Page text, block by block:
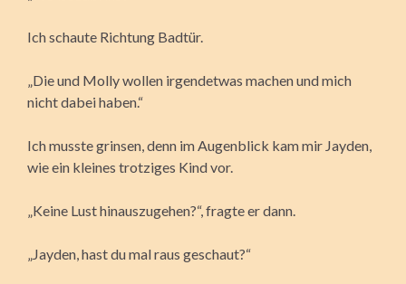
Ich schaute Richtung Badtür.
„Die und Molly wollen irgendetwas machen und mich
nicht dabei haben.“
Ich musste grinsen, denn im Augenblick kam mir Jayden,
wie ein kleines trotziges Kind vor.
„Keine Lust hinauszugehen?“, fragte er dann.
„Jayden, hast du mal raus geschaut?“